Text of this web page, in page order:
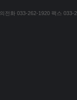
전화 033-262-1920 팩스 033-